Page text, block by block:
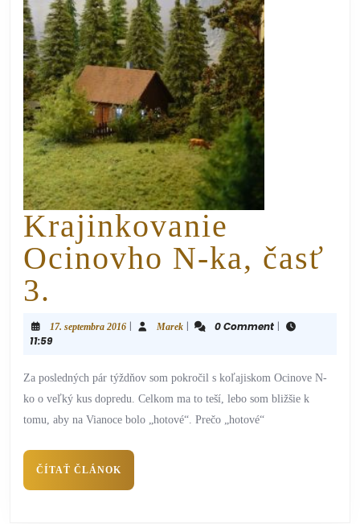
Krajinkovanie
Ocinovho N-ka, časť
3.
17. septembra 2016 | Marek | 0 Comment |
11:59
Za posledných pár týždňov som pokročil s koľajiskom Ocinove N-
ko o veľký kus dopredu. Celkom ma to teší, lebo som bližšie k
tomu, aby na Vianoce bolo „hotové“. Prečo „hotové“
ČÍTAŤ ČLÁNOK